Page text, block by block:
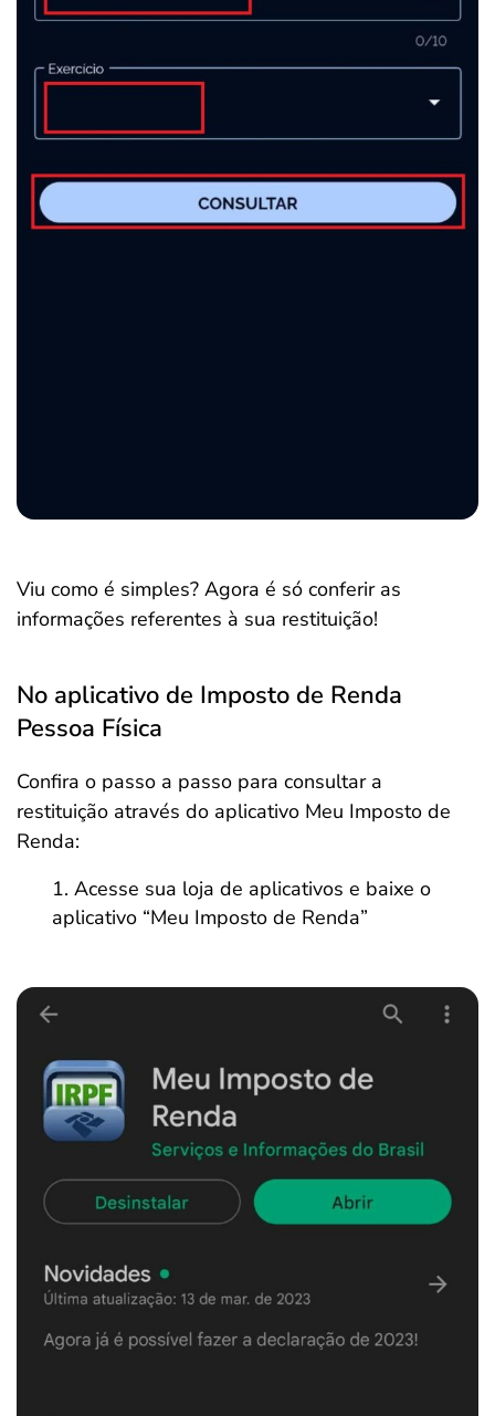
Viu como é simples? Agora é só conferir as
informações referentes à sua restituição!
No aplicativo de Imposto de Renda
Pessoa Física
Confira o passo a passo para consultar a
restituição através do aplicativo Meu Imposto de
Renda:
Acesse sua loja de aplicativos e baixe o
aplicativo “Meu Imposto de Renda”